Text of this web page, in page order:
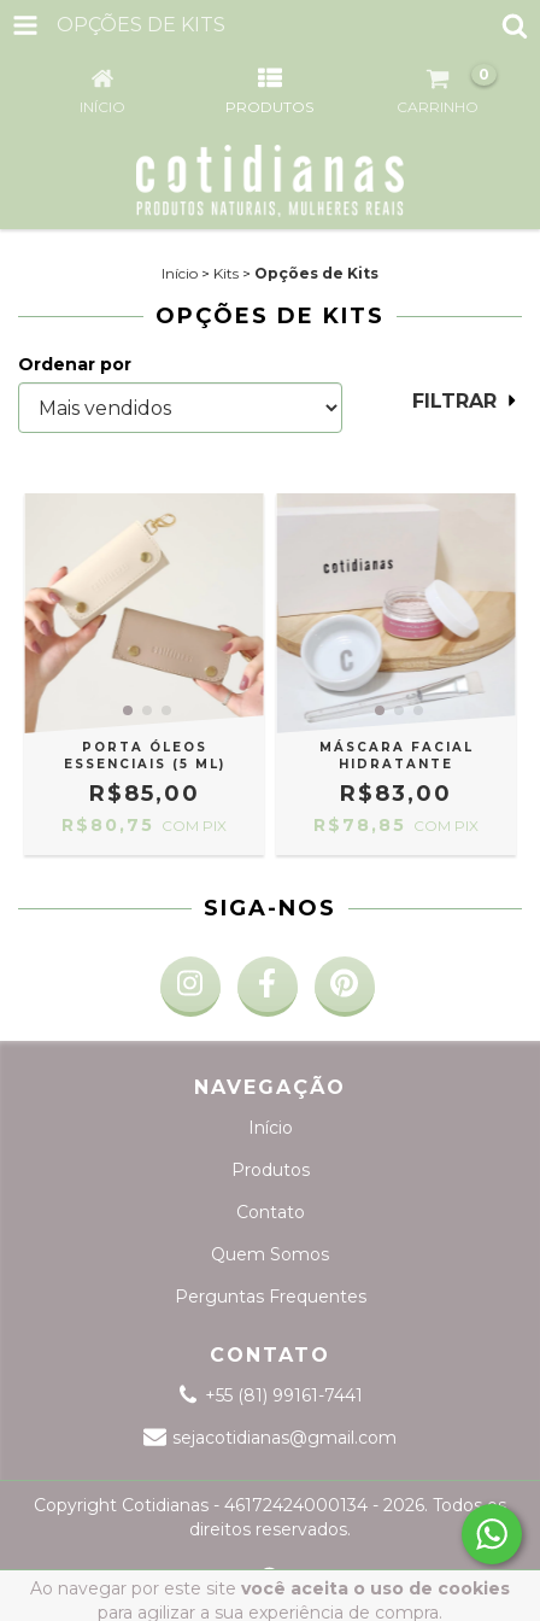
OPÇÕES DE KITS
INÍCIO PRODUTOS CARRINHO
0
Ao navegar por este site você aceita o uso de cookies
para agilizar a sua experiência de compra.
Início > Kits > Opções de Kits
OPÇÕES DE KITS
Ordenar por
FILTRAR
PORTA ÓLEOS
ESSENCIAIS (5 ML)
R$85,00
R$80,75 COM PIX
MÁSCARA FACIAL
HIDRATANTE
R$83,00
R$78,85 COM PIX
SIGA-NOS
NAVEGAÇÃO
Início
Produtos
Contato
Quem Somos
Perguntas Frequentes
CONTATO
+55 (81) 99161-7441
sejacotidianas@gmail.com
Copyright Cotidianas - 46172424000134 - 2026. Todos os
direitos reservados.